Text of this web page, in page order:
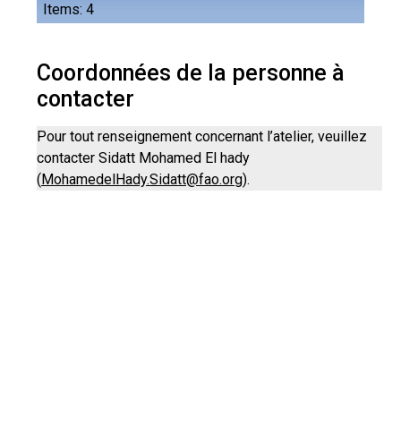
Items: 4
Coordonnées de la personne à
contacter
Pour tout renseignement concernant l’atelier, veuillez
contacter Sidatt Mohamed El hady
(MohamedelHady.Sidatt@fao.org).